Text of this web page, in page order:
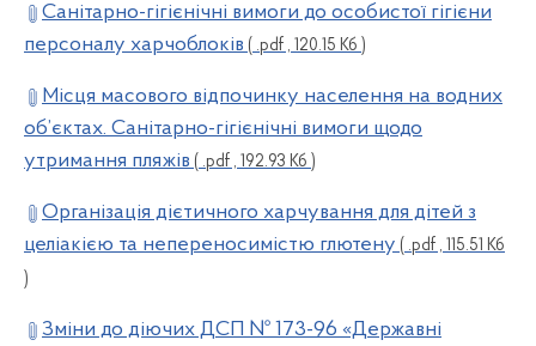
Санітарно-гігієнічні вимоги до особистої гігієни
персоналу харчоблоків ( .pdf , 120.15 Кб )
Місця масового відпочинку населення на водних
об’єктах. Санітарно-гігієнічні вимоги щодо
утримання пляжів ( .pdf , 192.93 Кб )
Організація дієтичного харчування для дітей з
целіакією та непереносимістю глютену ( .pdf , 115.51 Кб
)
Зміни до діючих ДСП № 173-96 «Державні